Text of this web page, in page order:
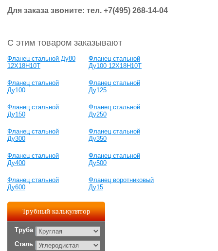
Для заказа звоните: тел. +7(495) 268-14-04
С этим товаром заказывают
Фланец стальной Ду80
12Х18Н10Т
Фланец стальной
Ду100 12Х18Н10Т
Фланец стальной
Ду100
Фланец стальной
Ду125
Фланец стальной
Ду150
Фланец стальной
Ду250
Фланец стальной
Ду300
Фланец стальной
Ду350
Фланец стальной
Ду400
Фланец стальной
Ду500
Фланец стальной
Ду600
Фланец воротниковый
Ду15
Трубный калькулятор
Труба
Сталь